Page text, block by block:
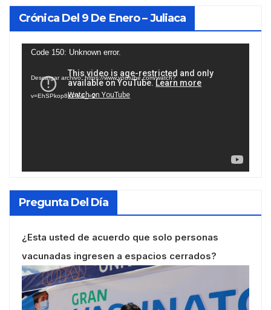
Crónica Del 9 De Enero – Juliaca
Reproductor
vídeo
Code 150: Unknown error.
Descargar archivo: https://www.youtube.com/watch?
v=EhSPkop8KPY&_=2
Pregunta Del Día
¿Esta usted de acuerdo que solo personas
vacunadas ingresen a espacios cerrados?